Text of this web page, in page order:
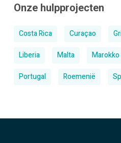
Onze hulpprojecten
Costa Rica Curaçao
Liberia
Malta Marokko
Portugal
Roemenië